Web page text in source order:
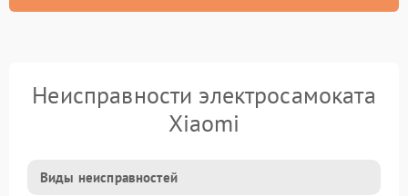
Неисправности электросамоката
Xiaomi
Виды неисправностей